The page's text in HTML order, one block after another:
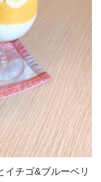
イチゴ&ブルーベリ